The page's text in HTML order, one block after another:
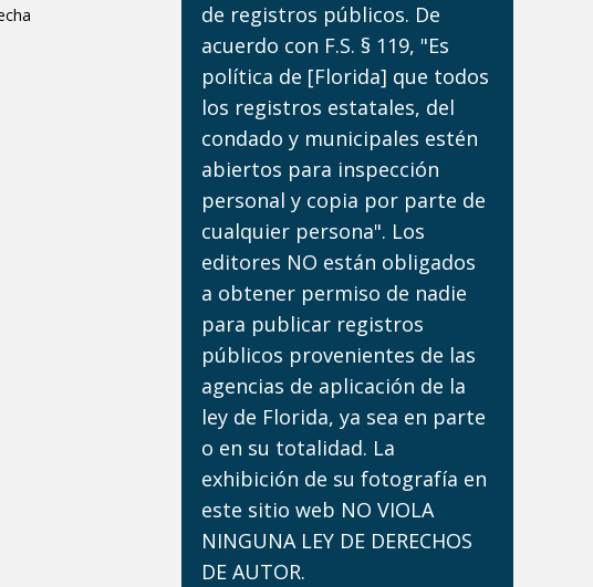
de registros públicos. De
acuerdo con F.S. § 119, "Es
política de [Florida] que todos
los registros estatales, del
condado y municipales estén
abiertos para inspección
personal y copia por parte de
cualquier persona". Los
editores NO están obligados
a obtener permiso de nadie
para publicar registros
públicos provenientes de las
agencias de aplicación de la
ley de Florida, ya sea en parte
o en su totalidad. La
exhibición de su fotografía en
este sitio web NO VIOLA
NINGUNA LEY DE DERECHOS
DE AUTOR.